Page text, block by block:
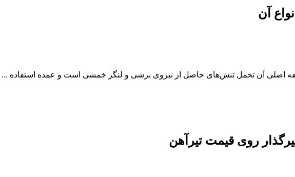
آن
اصلی آن تحمل تنش‌های حاصل از نیروی برشی و لنگر خمشی است و عمده استفاده ...
روی قیمت تیرآهن